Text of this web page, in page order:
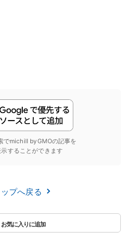
でmichill byGMOの記事を
することができます
ップへ戻る